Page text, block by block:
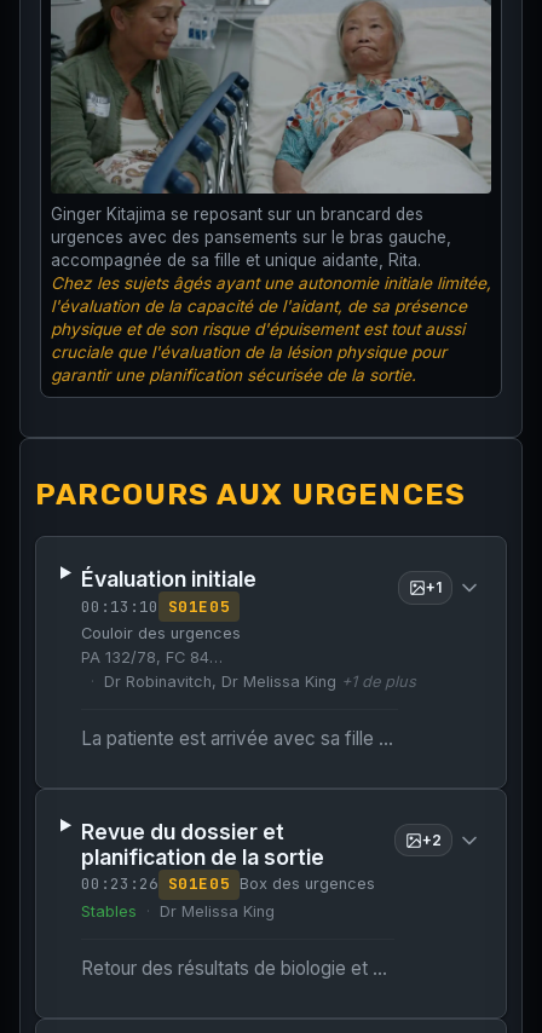
Ginger Kitajima se reposant sur un brancard des
urgences avec des pansements sur le bras gauche,
accompagnée de sa fille et unique aidante, Rita.
Chez les sujets âgés ayant une autonomie initiale limitée,
l'évaluation de la capacité de l'aidant, de sa présence
physique et de son risque d'épuisement est tout aussi
cruciale que l'évaluation de la lésion physique pour
garantir une planification sécurisée de la sortie.
PARCOURS AUX URGENCES
Évaluation initiale
00:13:10 S01E05
Couloir des urgences
PA 132/78, FC 84…
Dr Robinavitch, Dr Melissa King +1 de plus
La patiente est arrivée avec sa fille suite à une chute à domicile.
+1
Revue du dossier et
planification de la sortie
00:23:26 S01E05
Box des urgences
Stables
Dr Melissa King
Retour des résultats de biologie et d'imagerie ; le médecin revient pour discuter de la prise en charge.
+2